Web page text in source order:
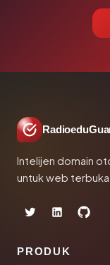
Intelijen domain
untuk web terbuka.
PRODUK